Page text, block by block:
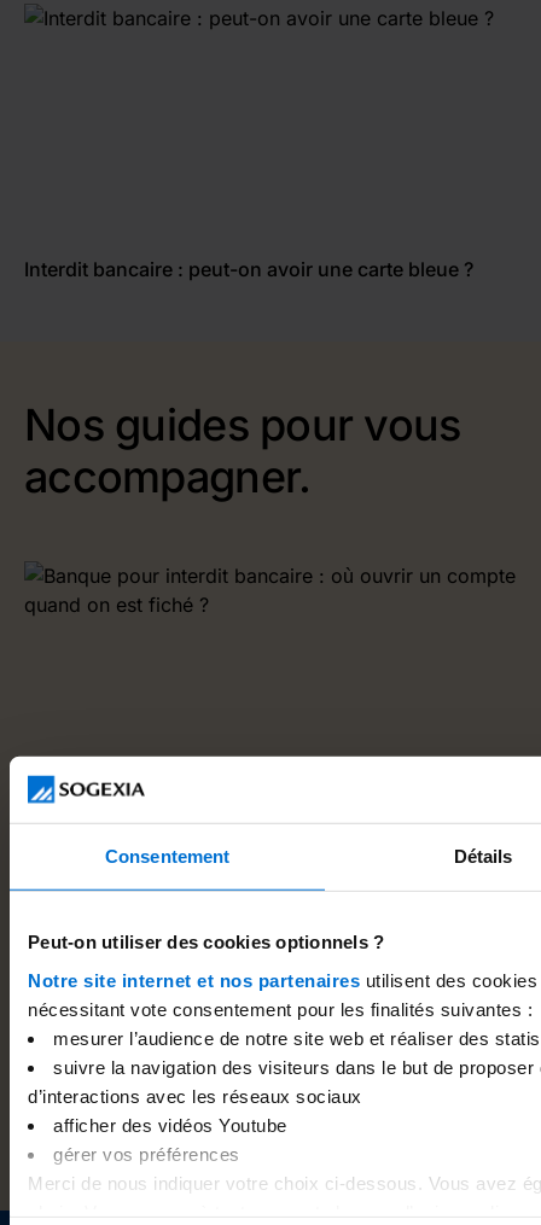
Consentement Détails
Peut-on utiliser des cookies optionnels ?
Notre site internet et nos partenaires utilisent des
nécessitant vote consentement pour les finalités suivantes :
mesurer l’audience de notre site web et réaliser des
suivre la navigation des visiteurs dans le but de
d’interactions avec les réseaux sociaux
afficher des vidéos Youtube
gérer vos préférences
Merci de nous indiquer votre choix ci-dessous. Vous avez
Interdit bancaire : peut-on avoir une carte bleue ?
Nos guides pour vous
accompagner.
25
04
.
2025
Interdit bancaire
Banque pour interdit bancaire : où ouvrir un compte
quand on est fiché ?